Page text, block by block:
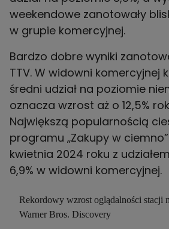
weekendowe zanotowały
w grupie komercyjnej.
Bardzo dobre wyniki
TTV. W widowni komercyjnej
średni udział na poziomie
oznacza wzrost aż o 12,5%
Największą popularnością
programu „Zakupy w
kwietnia 2024 roku z
6,9% w widowni komercyjnej.
Rekordowy wzrost oglądalności stacji
Warner Bros. Discovery